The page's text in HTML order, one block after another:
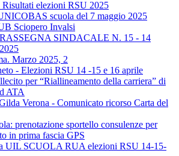
elezioni RSU 2025
scuola del 7 maggio 2025
Sciopero Invalsi
SINDACALE N. 15 - 14
Marzo 2025, 2
- Elezioni RSU 14 -15 e 16 aprile
per “Riallineamento della carriera” di
ATA
Verona - Comunicato ricorso Carta del
prenotazione sportello consulenze per
in prima fascia GPS
UIL SCUOLA RUA elezioni RSU 14-15-